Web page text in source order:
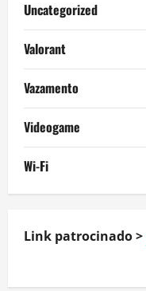
Uncategorized
Valorant
Vazamento
Videogame
Wi-Fi
Link patrocinado >